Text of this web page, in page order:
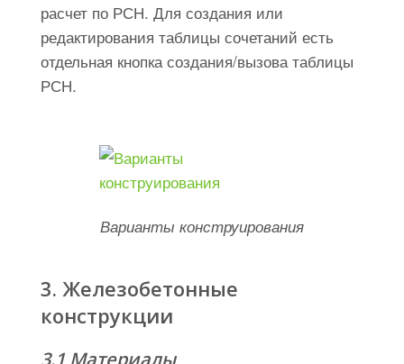
расчет по РСН. Для создания или
редактирования таблицы сочетаний есть
отдельная кнопка создания/вызова таблицы
РСН.
Варианты конструирования
3. Железобетонные
конструкции
3.1 Материалы